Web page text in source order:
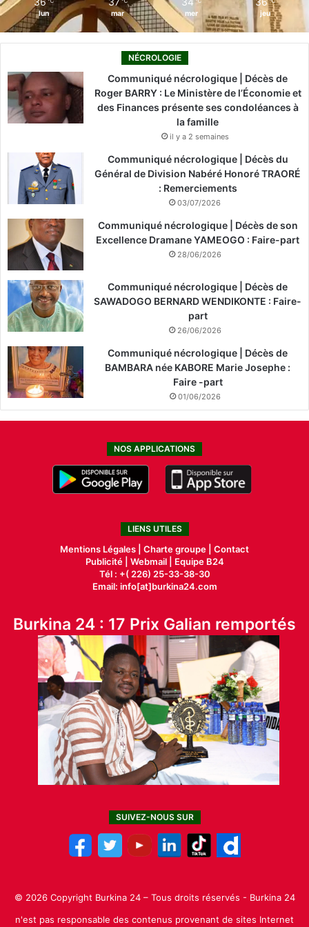
lun mar mer jeu
NÉCROLOGIE
Communiqué nécrologique | Décès de
Roger BARRY : Le Ministère de l’Économie et
des Finances présente ses condoléances à
la famille
il y a 2 semaines
Communiqué nécrologique | Décès du
Général de Division Nabéré Honoré TRAORÉ
: Remerciements
03/07/2026
Communiqué nécrologique | Décès de son
Excellence Dramane YAMEOGO : Faire-part
28/06/2026
Communiqué nécrologique | Décès de
SAWADOGO BERNARD WENDIKONTE : Faire-
part
26/06/2026
Communiqué nécrologique | Décès de
BAMBARA née KABORE Marie Josephe :
Faire -part
01/06/2026
NOS APPLICATIONS
LIENS UTILES
Mentions Légales | Charte groupe | Contact
Publicité| Webmail |
Equipe B24
Tél : +( 226) 25-33-38-30
Email: info[at]burkina24.com
Burkina 24 : 17 Prix Galian remportés
SUIVEZ-NOUS SUR
© 2026 Copyright Burkina 24 – Tous droits réservés - Burkina 24
n'est pas responsable des contenus provenant de sites Internet